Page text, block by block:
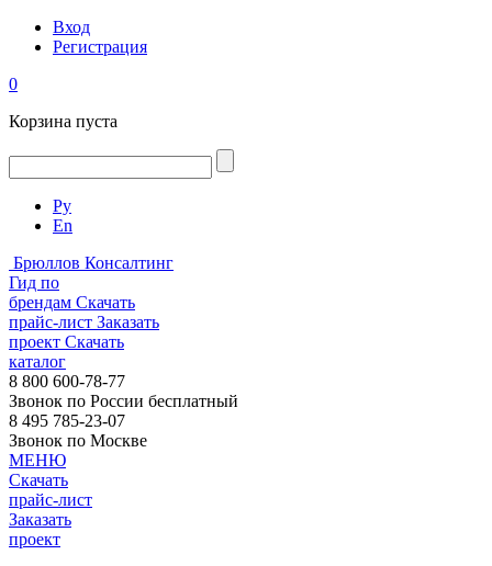
Вход
Регистрация
0
Корзина пуста
Ру
En
Брюллов Консалтинг
Гид по
брендам Скачать
прайс-лист Заказать
проект Скачать
каталог
8 800 600-78-77
Звонок по России бесплатный
8 495 785-23-07
Звонок по Москве
МЕНЮ
Скачать
прайс-лист
Заказать
проект